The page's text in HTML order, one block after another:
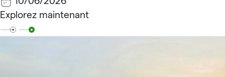
Explorez maintenant